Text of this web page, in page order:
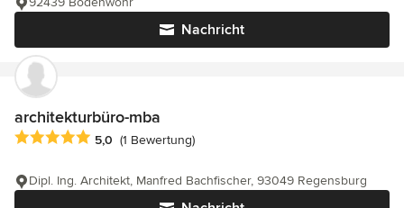
Nachricht
architekturbüro-mba
Durchschnittliche Bewertung: 5 von 5 Sternen
5,0 (1 Bewertung)
Dipl. Ing. Architekt, Manfred Bachfischer, 93049 Regensburg